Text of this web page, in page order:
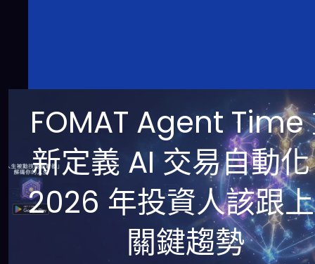
FOMAT Agent Time
新定義 AI 交易自動
2026 年投資人該跟
關鍵趨勢